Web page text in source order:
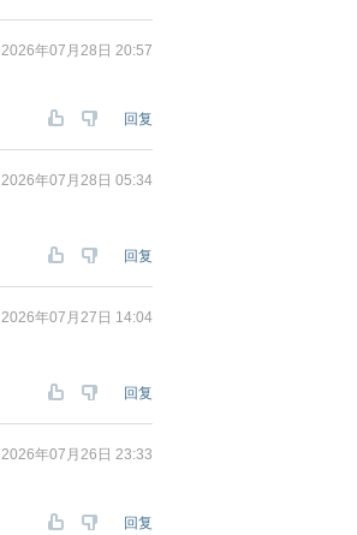
2026年07月28日 20:57
回复
2026年07月28日 05:34
回复
2026年07月27日 14:04
回复
2026年07月26日 23:33
回复